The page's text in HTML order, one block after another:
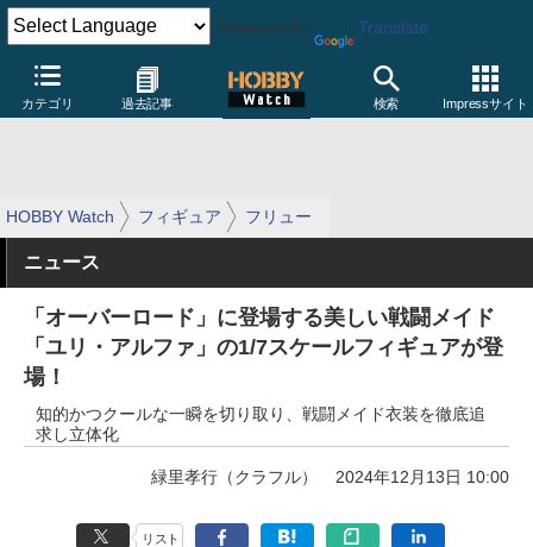
Powered by Translate
カテゴリ 過去記事 検索 Impressサイト
HOBBY Watch フィギュア フリュー
ニュース
「オーバーロード」に登場する美しい戦闘メイド
「ユリ・アルファ」の1/7スケールフィギュアが登
場！
知的かつクールな一瞬を切り取り、戦闘メイド衣装を徹底追
求し立体化
緑里孝行（クラフル） 2024年12月13日 10:00
リスト